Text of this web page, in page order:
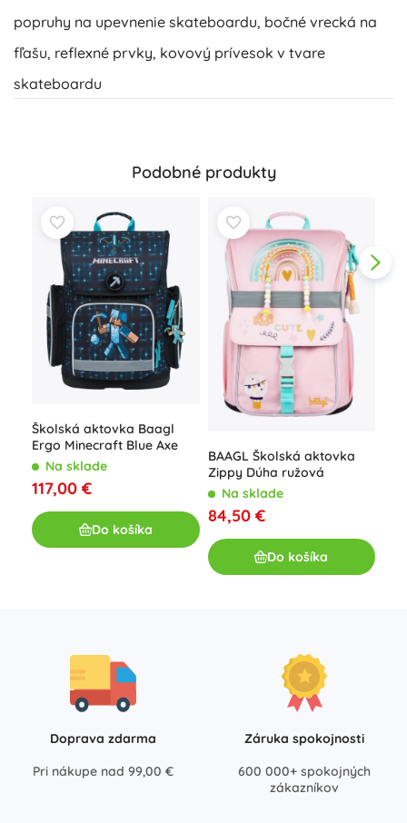
popruhy na upevnenie skateboardu, bočné vrecká na
fľašu, reflexné prvky, kovový prívesok v tvare
skateboardu
Podobné produkty
Školská aktovka Baagl
Ergo Minecraft Blue Axe
Na sklade
117,00 €
Do košíka
BAAGL Školská aktovka
Zippy Dúha ružová
Na sklade
84,50 €
Do košíka
Doprava zdarma
Pri nákupe nad 99,00 €
Záruka spokojnosti
600 000+ spokojných
zákazníkov